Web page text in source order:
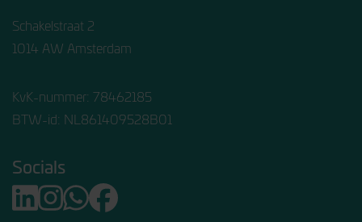
Schakelstraat 2
1014 AW Amsterdam
KvK-nummer: 78462185
BTW-id: NL861409528B01
Socials